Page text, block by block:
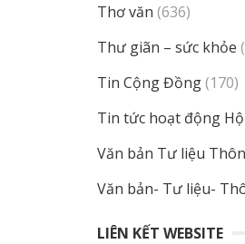
Thơ văn (636)
Thư giãn – sức khỏe
Tin Cộng Đồng(170)
Tin tức hoạt động
Văn bản Tư liệu
Văn bản- Tư liệu-
LIÊN KẾT WEBSITE